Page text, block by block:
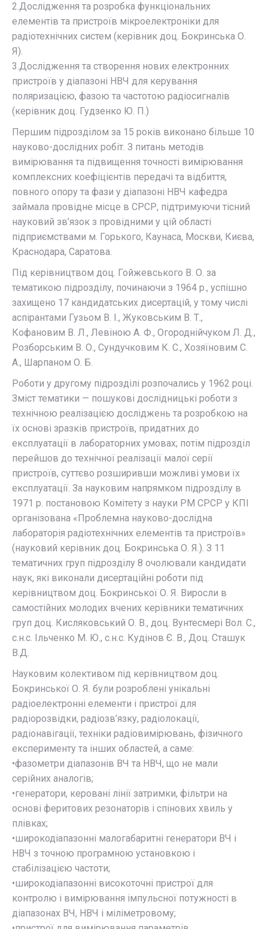
2.Дослідження та розробка функціональних
елементів та пристроїв мікроелектроніки для
радіотехнічних систем (керівник доц. Бокринська О.
Я).
3.Дослідження та створення нових електронних
пристроїв у діапазоні НВЧ для керування
поляризацією, фазою та частотою радіосигналів
(керівник доц. Гудзенко Ю. П.)
Першим підрозділом за 15 років виконано більше 10
науково-дослідних робіт. З питань методів
вимірювання та підвищення точності вимірювання
комплексних коефіцієнтів передачі та відбиття,
повного опору та фази у діапазоні НВЧ кафедра
займала провідне місце в СРСР, підтримуючи тісний
науковий зв’язок з провідними у цій області
підприємствами м. Горького, Каунаса, Москви, Києва,
Краснодара, Саратова.
Під керівництвом доц. Гойжевського В. О. за
тематикою підрозділу, починаючи з 1964 р., успішно
захищено 17 кандидатських дисертацій, у тому числі
аспірантами Гузьом В. І., Жуковським В. Т.,
Кофановим В. Л., Левіною А. Ф., Огороднійчуком Л. Д.,
Розборським В. О., Сундучковим К. С., Хозяїновим С.
А., Шарпаном О. Б.
Роботи у другому підрозділі розпочались у 1962 році.
Зміст тематики — пошукові дослідницькі роботи з
технічною реалізацією досліджень та розробкою на
їх основі зразків пристроїв, придатних до
експлуатації в лабораторних умовах; потім підрозділ
перейшов до технічної реалізації малої серії
пристроїв, суттєво розширивши можливі умови їх
експлуатації. За науковим напрямком підрозділу в
1971 р. постановою Комітету з науки РМ СРСР у КПІ
організована «Проблемна науково-дослідна
лабораторія радіотехнічних елементів та пристроїв»
(науковий керівник доц. Бокринська О. Я.). З 11
тематичних груп підрозділу 8 очолювали кандидати
наук, які виконали дисертаційні роботи під
керівництвом доц. Бокринської О. Я. Виросли в
самостійних молодих вчених керівники тематичних
груп доц. Кисляковський О. В., доц. Вунтесмері Вол. С.,
с.н.с. Ільченко М. Ю., с.н.с. Кудінов Є. В., Доц. Сташук
В.Д.
Науковим колективом під керівництвом доц.
Бокринської О. Я. були розроблені унікальні
радіоелектронні елементи і пристрої для
радіорозвідки, радіозв’язку, радіолокації,
радіонавігації, техніки радіовимірювань, фізичного
експерименту та інших областей, а саме:
•фазометри діапазонів ВЧ та НВЧ, що не мали
серійних аналогів;
•генератори, керовані лінії затримки, фільтри на
основі феритових резонаторів і спінових хвиль у
плівках;
•широкодіапазонні малогабаритні генератори ВЧ і
НВЧ з точною програмною установкою і
стабілізацією частоти;
•широкодіапазонні високоточні пристрої для
контролю і вимірювання імпульсної потужності в
діапазонах ВЧ, НВЧ і міліметровому;